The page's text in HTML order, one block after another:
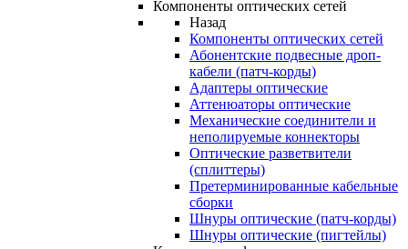
Компоненты оптических сетей
Назад
Компоненты оптических сетей
Абонентские подвесные дроп-
кабели (патч-корды)
Адаптеры оптические
Аттенюаторы оптические
Механические соединители и
неполируемые коннекторы
Оптические разветвители
(сплиттеры)
Претерминированные кабельные
сборки
Шнуры оптические (патч-корды)
Шнуры оптические (пигтейлы)